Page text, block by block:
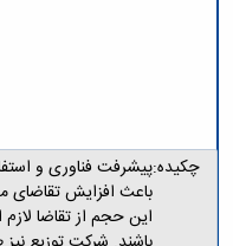
ارتباط
کارآموزی
چکیده:پیشرفت فناوری و
باعث افزایش
این حجم از تقاضا